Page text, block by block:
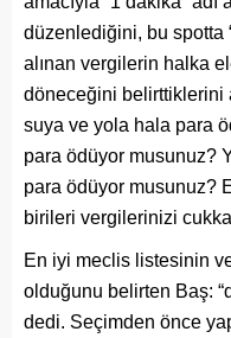
düzenlediğini, bu spotta
alınan vergilerin halka
döneceğini belirttiklerini
suya ve yola hala para
para ödüyor musunuz?
para ödüyor musunuz?
birileri vergilerinizi
En iyi meclis listesinin
olduğunu belirten Baş:
dedi. Seçimden önce